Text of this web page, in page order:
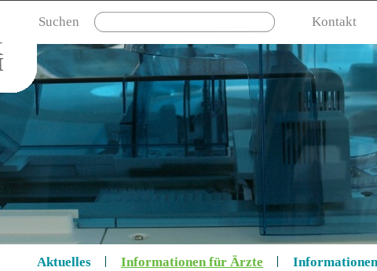
Suchen Kontakt
Aktuelles Informationen für Ärzte